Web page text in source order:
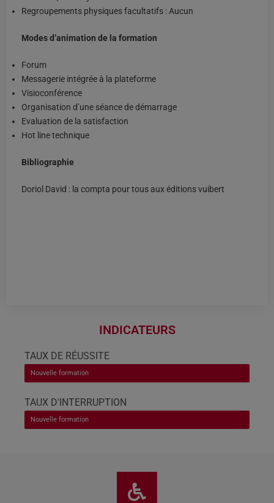
Regroupements physiques facultatifs : Aucun
Modes d’animation de la formation
Forum
Messagerie intégrée à la plateforme
Visioconférence
Organisation d’une séance de démarrage
Evaluation de la satisfaction
Hot line technique
Bibliographie
Doriol David : la compta pour tous aux éditions vuibert
INDICATEURS
TAUX DE RÉUSSITE
Nouvelle formation
TAUX D'INTERRUPTION
Nouvelle formation